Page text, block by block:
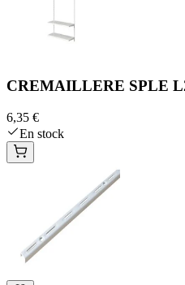
CREMAILLERE SPLE
6,35 €
En stock